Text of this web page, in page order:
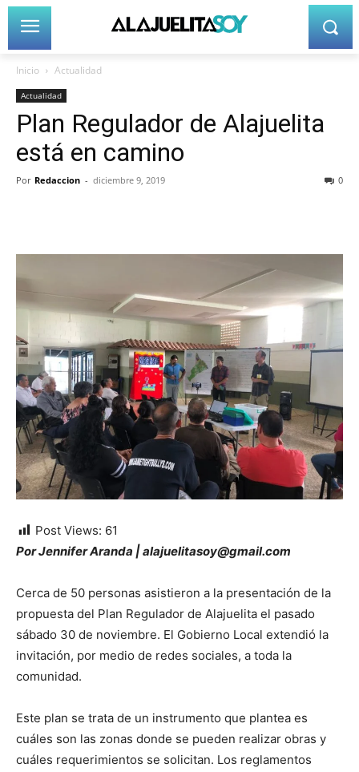
Inicio Actualidad
Actualidad
Plan Regulador de Alajuelita
está en camino
Por Redaccion - diciembre 9, 2019 0
Post Views: 61
Por Jennifer Aranda | alajuelitasoy@gmail.com
Cerca de 50 personas asistieron a la presentación de la
propuesta del Plan Regulador de Alajuelita el pasado
sábado 30 de noviembre. El Gobierno Local extendió la
invitación, por medio de redes sociales, a toda la
comunidad.
Este plan se trata de un instrumento que plantea es
cuáles son las zonas donde se pueden realizar obras y
cuáles requerimientos se solicitan. Los reglamentos